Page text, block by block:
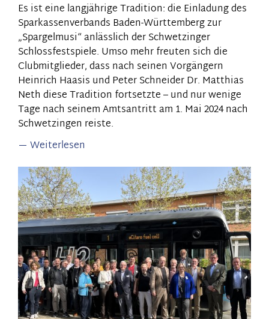
Es ist eine langjährige Tradition: die Einladung des
Sparkassenverbands Baden-Württemberg zur
„Spargelmusi“ anlässlich der Schwetzinger
Schlossfestspiele. Umso mehr freuten sich die
Clubmitglieder, dass nach seinen Vorgängern
Heinrich Haasis und Peter Schneider Dr. Matthias
Neth diese Tradition fortsetzte – und nur wenige
Tage nach seinem Amtsantritt am 1. Mai 2024 nach
Schwetzingen reiste.
Weiterlesen
Einladung
Sparkassenverbands
Baden-
Württemberg
am
14.
Mai
2024